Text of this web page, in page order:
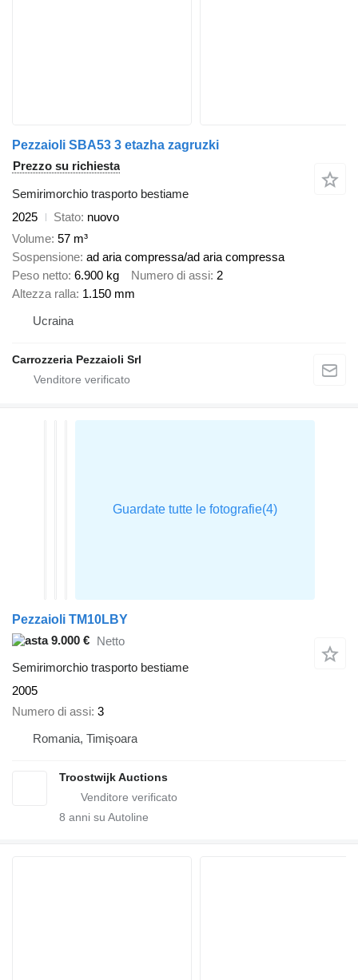
Pezzaioli SBA53 3 etazha zagruzki
Prezzo su richiesta
Semirimorchio trasporto bestiame
2025
Stato nuovo
Volume 57 m³
Sospensione ad aria compressa/ad aria compressa
Peso netto 6.900 kg Numero di assi 2
Altezza ralla 1.150 mm
Ucraina
Carrozzeria Pezzaioli Srl
Pezzaioli TM10LBY
9.000 € Netto
Semirimorchio trasporto bestiame
2005
Numero di assi 3
Romania, Timişoara
Troostwijk Auctions
8 anni su Autoline